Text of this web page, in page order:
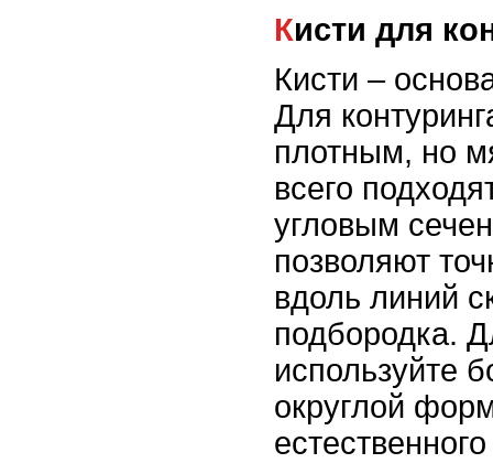
Кисти для
Кисти –
Для
плотным, но
всего
угловым
позволяют
вдоль линий
подбородка.
используйте
округлой